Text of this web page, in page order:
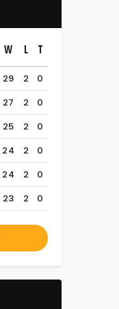
W L T
29 2
0
27 2
0
25 2
0
24 2
0
24 2
0
23 2 0